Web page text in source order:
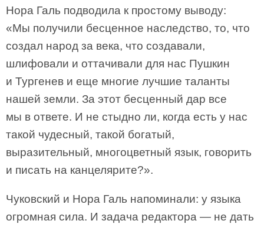
Нора Галь подводила к простому выводу:
«Мы получили бесценное наследство, то, что
создал народ за века, что создавали,
шлифовали и оттачивали для нас Пушкин
и Тургенев и еще многие лучшие таланты
нашей земли. За этот бесценный дар все
мы в ответе. И не стыдно ли, когда есть у нас
такой чудесный, такой богатый,
выразительный, многоцветный язык, говорить
и писать на канцелярите?».
Чуковский и Нора Галь напоминали: у языка
огромная сила. И задача редактора — не дать